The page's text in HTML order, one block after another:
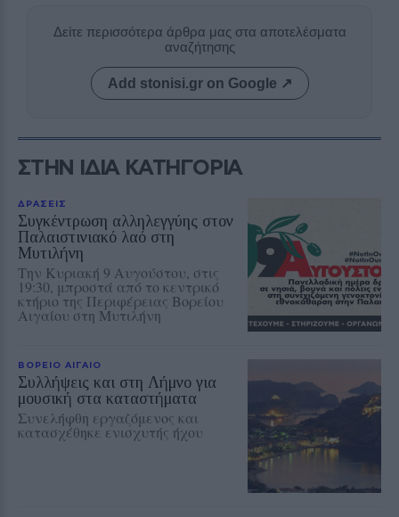
Δείτε περισσότερα άρθρα μας στα αποτελέσματα
αναζήτησης
Add stonisi.gr on Google ↗
ΣΤΗΝ ΙΔΙΑ ΚΑΤΗΓΟΡΙΑ
ΔΡΑΣΕΙΣ
Συγκέντρωση αλληλεγγύης στον
Παλαιστινιακό λαό στη
Μυτιλήνη
Την Κυριακή 9 Αυγούστου, στις
19:30, μπροστά από το κεντρικό
κτήριο της Περιφέρειας Βορείου
Αιγαίου στη Μυτιλήνη
ΒΟΡΕΙΟ ΑΙΓΑΙΟ
Συλλήψεις και στη Λήμνο για
μουσική στα καταστήματα
Συνελήφθη εργαζόμενος και
κατασχέθηκε ενισχυτής ήχου